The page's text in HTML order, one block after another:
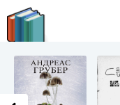
LITMIR.ORG